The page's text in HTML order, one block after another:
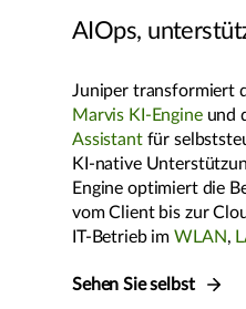
AIOps,
Juniper transformiert
Marvis KI-Engineund
Assistantfür
KI-native
Engine optimiert die
vom Client bis zur
IT-Betrieb imWLAN,
Sehen Sie selbst